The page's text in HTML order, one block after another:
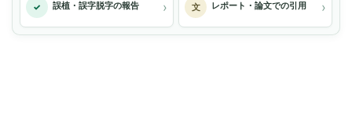
✓ 誤植・誤字脱字の報告 › 文 レポート・論文での引用 ›